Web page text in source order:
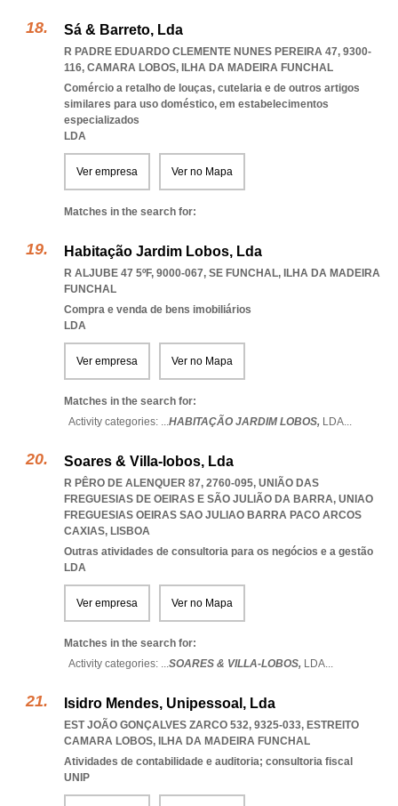
Sá & Barreto, Lda
R PADRE EDUARDO CLEMENTE NUNES PEREIRA 47, 9300-
116, CAMARA LOBOS, ILHA DA MADEIRA FUNCHAL
Comércio a retalho de louças, cutelaria e de outros artigos
similares para uso doméstico, em estabelecimentos
especializados
LDA
Ver empresa Ver no Mapa
Matches in the search for:
Habitação Jardim Lobos, Lda
R ALJUBE 47 5ºF, 9000-067, SE FUNCHAL, ILHA DA MADEIRA
FUNCHAL
Compra e venda de bens imobiliários
LDA
Ver empresa Ver no Mapa
Matches in the search for:
Activity categories: ...HABITAÇÃO JARDIM LOBOS, LDA...
Soares & Villa-lobos, Lda
R PÊRO DE ALENQUER 87, 2760-095, UNIÃO DAS
FREGUESIAS DE OEIRAS E SÃO JULIÃO DA BARRA, UNIAO
FREGUESIAS OEIRAS SAO JULIAO BARRA PACO ARCOS
CAXIAS, LISBOA
Outras atividades de consultoria para os negócios e a gestão
LDA
Ver empresa Ver no Mapa
Matches in the search for:
Activity categories: ...SOARES & VILLA-LOBOS, LDA...
Isidro Mendes, Unipessoal, Lda
EST JOÃO GONÇALVES ZARCO 532, 9325-033, ESTREITO
CAMARA LOBOS, ILHA DA MADEIRA FUNCHAL
Atividades de contabilidade e auditoria; consultoria fiscal
UNIP